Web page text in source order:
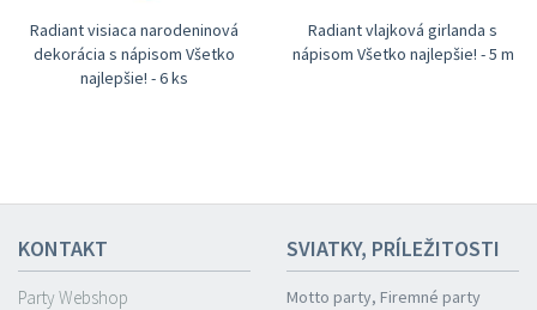
Radiant visiaca narodeninová
dekorácia s nápisom Všetko
najlepšie! - 6 ks
Radiant vlajková girlanda s
nápisom Všetko najlepšie! - 5 m
KONTAKT
Party Webshop
SVIATKY, PRÍLEŽITOSTI
Motto party, Firemné party